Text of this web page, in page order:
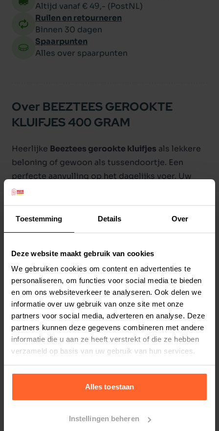
Toestemming Details Over
Deze website maakt gebruik van cookies
We gebruiken cookies om content en advertenties te
personaliseren, om functies voor social media te bieden
en om ons websiteverkeer te analyseren. Ook delen we
informatie over uw gebruik van onze site met onze
partners voor social media, adverteren en analyse. Deze
partners kunnen deze gegevens combineren met andere
informatie die u aan ze heeft verstrekt of die ze hebben
verzameld op basis van uw gebruik van hun services.
Alles toestaan
Instellingen beheren
Altijd vanaf € 49,- (PostNL)
Ruilen en retourneren
Binnen 30 dagen
Spaarpunten
Alles over spaarpunten
Over BEEZTEES GEROOKTE
KLUIFJES 400 GRAM
Heerlijke Beeztees gerookte kluifjes als lekkere
beloning of gewoon als tussendoortje. Een
perfecte aanvulling op het dagelijks voer. Uw
trouwe viervoeter zal er van smullen.
Beeztees hondenkoekjes worden geleverd in
een zakje van 400 gram.
Stel uw bestelherinnering in:(2 weken)
2 weken
4 weken
6 weken
Elke
8 weken
Elke
10 weken
Elke
12 weken